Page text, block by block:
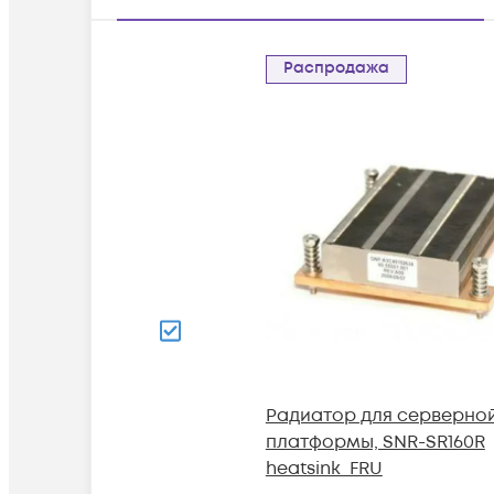
Распродажа
Радиатор для
платформы, SNR-SR160R
heatsink_FRU